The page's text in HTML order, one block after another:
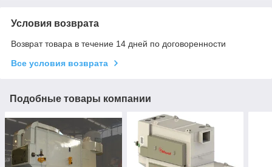
Условия возврата
Возврат товара в течение 14 дней по договоренности
Все условия возврата
Подобные товары компании